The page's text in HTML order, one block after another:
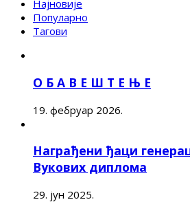
Најновије
Популарно
Тагови
О Б А В Е Ш Т Е Њ Е
19. фебруар 2026.
Награђени ђаци
Вукових диплома
29. јун 2025.